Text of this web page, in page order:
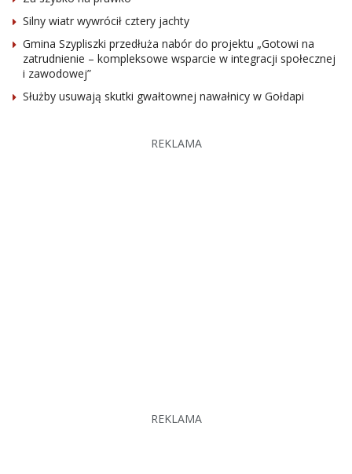
Silny wiatr wywrócił cztery jachty
Gmina Szypliszki przedłuża nabór do projektu „Gotowi na
zatrudnienie – kompleksowe wsparcie w integracji społecznej
i zawodowej”
Służby usuwają skutki gwałtownej nawałnicy w Gołdapi
REKLAMA
REKLAMA